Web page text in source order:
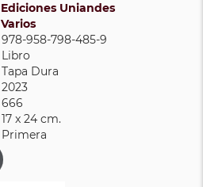
Ediciones Uniandes
Varios
978-958-798-485-9
Libro
Tapa Dura
2023
666
17 x 24 cm.
Primera